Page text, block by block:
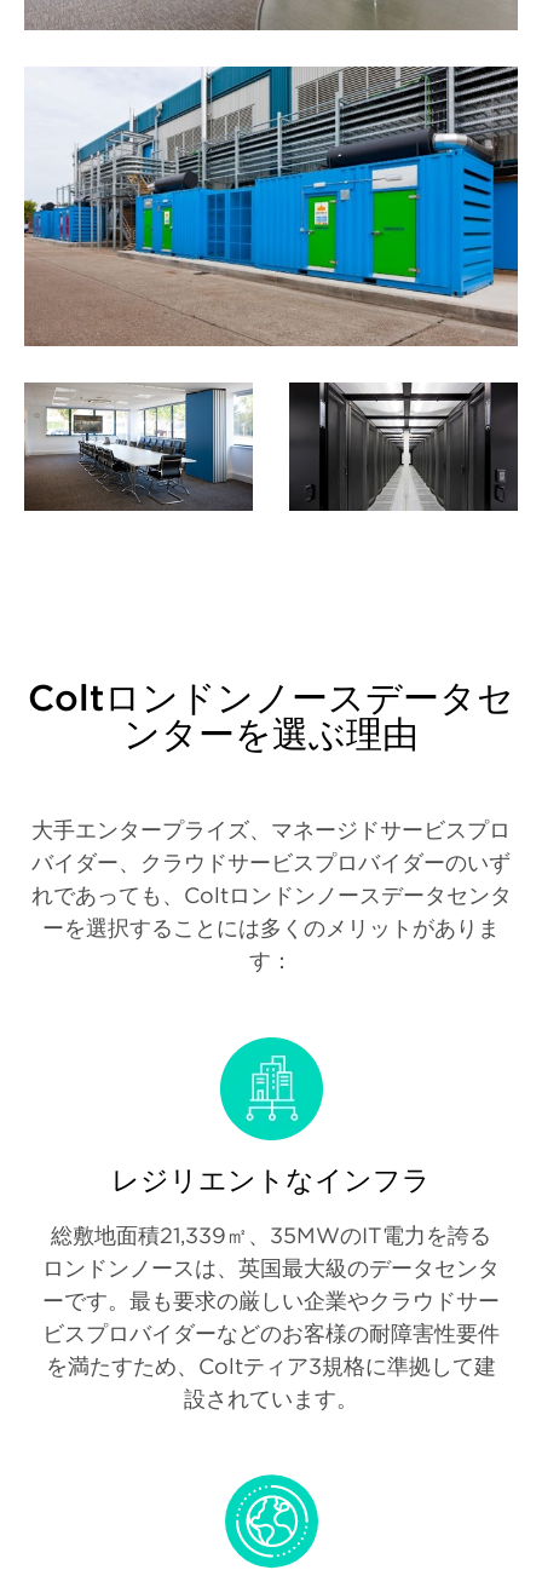
Coltロンドンノースデータセ
ンターを選ぶ理由
大手エンタープライズ、マネージドサービスプロ
バイダー、クラウドサービスプロバイダーのいず
れであっても、Coltロンドンノースデータセンタ
ーを選択することには多くのメリットがありま
す：
レジリエントなインフラ
総敷地面積21,339㎡、35MWのIT電力を誇る
ロンドンノースは、英国最大級のデータセンタ
ーです。最も要求の厳しい企業やクラウドサー
ビスプロバイダーなどのお客様の耐障害性要件
を満たすため、Coltティア3規格に準拠して建
設されています。